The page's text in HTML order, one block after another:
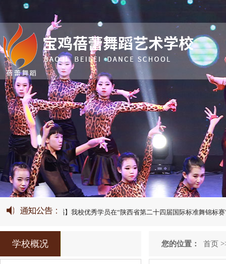
【蓓蕾舞蹈】我校优秀学员在“陕西省第二十四届国际标准舞锦标赛”中荣获
学校概况 您的位置： 首页